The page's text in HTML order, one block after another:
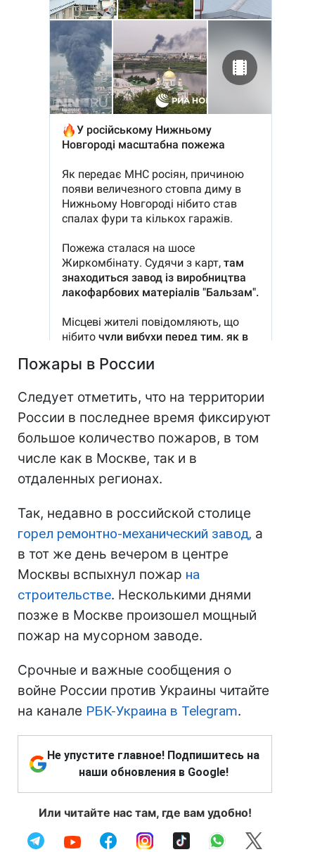
Пожары в России
Следует отметить, что на территории
России в последнее время фиксируют
большое количество пожаров, в том
числе как в Москве, так и в
отдаленных регионах.
Так, недавно в российской столице
горел ремонтно-механический завод, а
в тот же день вечером в центре
Москвы вспыхнул пожар на
строительстве. Несколькими днями
позже в Москве произошел мощный
пожар на мусорном заводе.
Срочные и важные сообщения о
войне России против Украины читайте
на канале РБК-Украина в Telegram.
Не упустите главное! Подпишитесь на
наши обновления в Google!
Или читайте нас там, где вам удобно!